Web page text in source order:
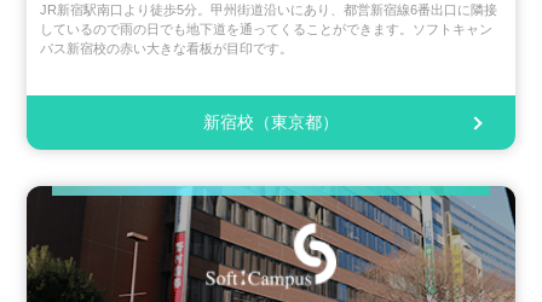
JR新宿駅南口より徒歩5分。甲州街道沿いにあり、都営新宿線6番出口に隣接
しているので雨の日でも地下道を通ってくることができます。ソフトキャン
パス新宿校の赤い大きな看板が目印です。
新宿校（東京都）